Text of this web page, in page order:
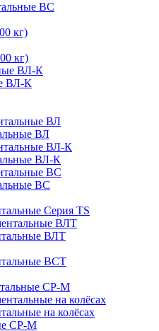
ВС
кг)
кг)
ВЛ-К
ВЛ
ВЛ-К
ВС
Серия TS
ВЛТ
ВСТ
СР-М
на колёсах